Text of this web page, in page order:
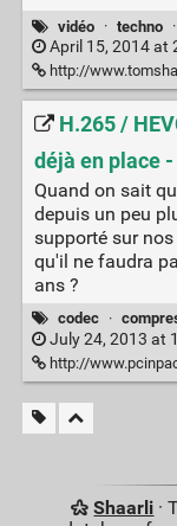
vidéo · techno ·
April 15, 2014 at
http://
H.265 /
déjà en place
Quand on sait
depuis un peu
supporté sur
qu'il ne faudra
ans ?
codec ·
July 24, 2013 at
http://www.pcinpact.com/
Shaarli ·